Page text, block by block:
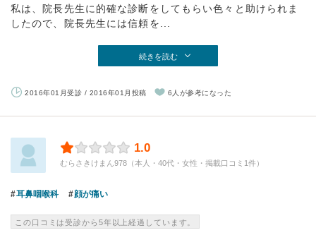
私は、院長先生に的確な診断をしてもらい色々と助けられま
したので、院長先生には信頼を...
続きを読む
2016年01月受診 / 2016年01月投稿 6人が参考になった
1.0
むらさきけまん978（本人・40代・女性・掲載口コミ1件）
耳鼻咽喉科 顔が痛い
この口コミは受診から5年以上経過しています。